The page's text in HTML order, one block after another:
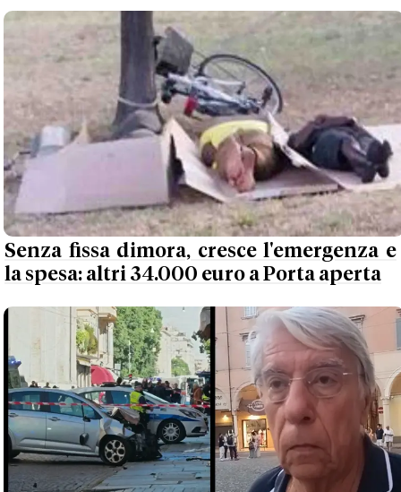
Senza fissa dimora, cresce l'emergenza e
la spesa: altri 34.000 euro a Porta aperta